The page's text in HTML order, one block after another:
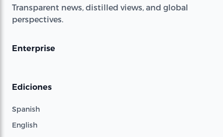
Transparent news, distilled views, and global
perspectives.
Enterprise
Ediciones
Spanish
English